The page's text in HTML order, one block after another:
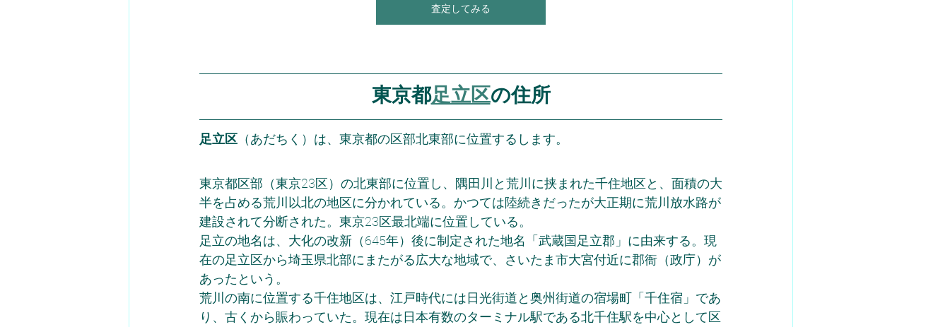
査定してみる
東京都足立区の住所
足立区 （あだちく）は、東京都の区部北東部に位置するします。
東京都区部（東京23区）の北東部に位置し、隅田川と荒川に挟まれた千住地区と、面積の大
半を占める荒川以北の地区に分かれている。かつては陸続きだったが大正期に荒川放水路が
建設されて分断された。東京23区最北端に位置している。
足立の地名は、大化の改新（645年）後に制定された地名「武蔵国足立郡」に由来する。現
在の足立区から埼玉県北部にまたがる広大な地域で、さいたま市大宮付近に郡衙（政庁）が
あったという。
荒川の南に位置する千住地区は、江戸時代には日光街道と奥州街道の宿場町「千住宿」であ
り、古くから賑わっていた。現在は日本有数のターミナル駅である北千住駅を中心として区